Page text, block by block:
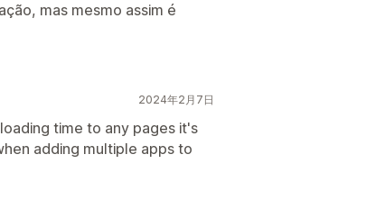
mas mesmo assim é
2024年2月7日
time to any pages it's
adding multiple apps to